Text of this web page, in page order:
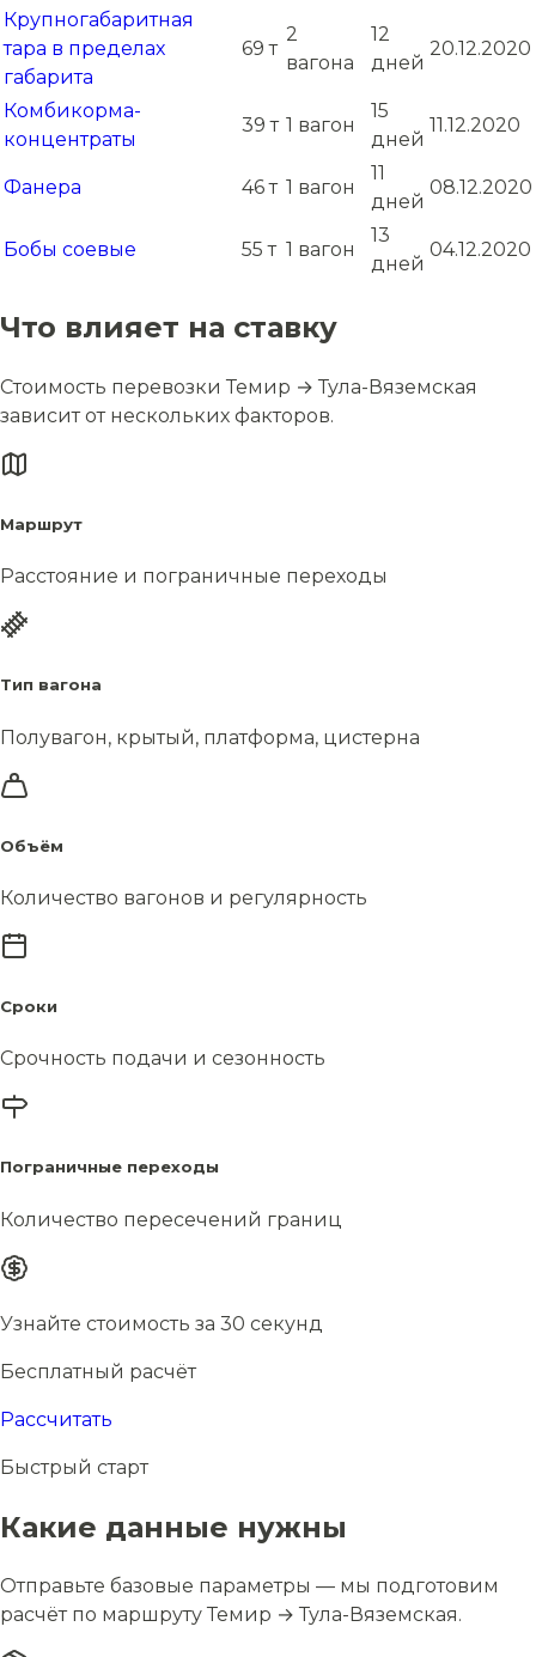
Крупногабаритная
тара в пределах
габарита
69 т
2
вагона
12
дней
20.12.2020
Комбикорма-
концентраты
39 т 1 вагон
15
дней
11.12.2020
Фанера 46 т 1 вагон
11
дней
08.12.2020
Бобы соевые 55 т 1 вагон
13
дней
04.12.2020
Что влияет на ставку
Стоимость перевозки Темир → Тула-Вяземская
зависит от нескольких факторов.
Маршрут
Расстояние и пограничные переходы
Тип вагона
Полувагон, крытый, платформа, цистерна
Объём
Количество вагонов и регулярность
Сроки
Срочность подачи и сезонность
Пограничные переходы
Количество пересечений границ
Узнайте стоимость за 30 секунд
Бесплатный расчёт
Рассчитать
Быстрый старт
Какие данные нужны
Отправьте базовые параметры — мы подготовим
расчёт по маршруту Темир → Тула-Вяземская.